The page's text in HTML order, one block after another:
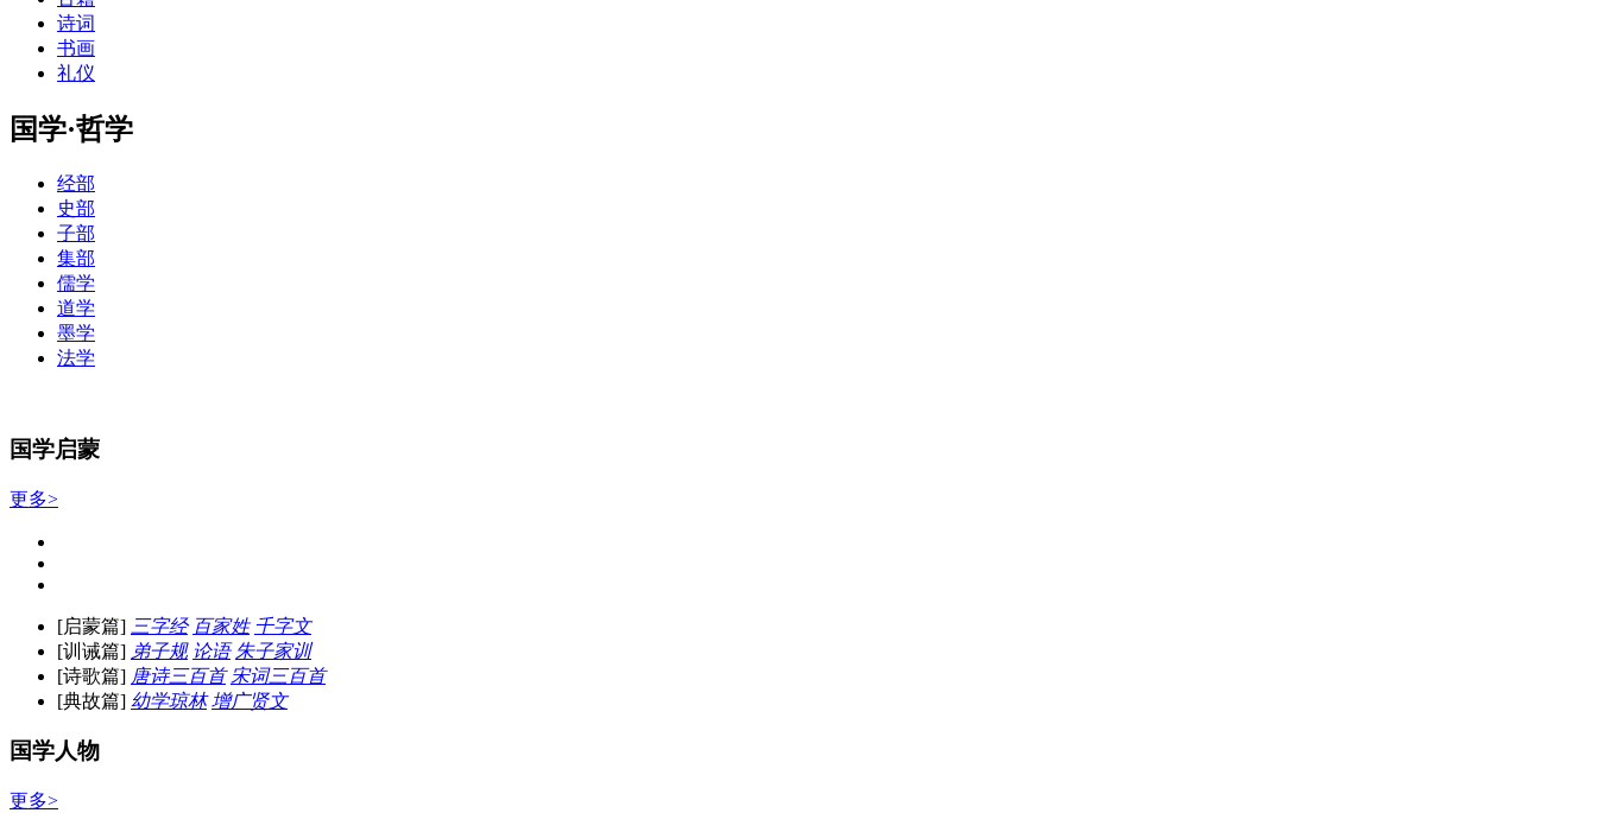
诗词
书画
礼仪
国学·哲学
经部
史部
子部
集部
儒学
道学
墨学
法学
国学启蒙
更多>
[启蒙篇] 三字经 百家姓 千字文
[训诫篇] 弟子规 论语 朱子家训
[诗歌篇] 唐诗三百首 宋词三百首
[典故篇] 幼学琼林 增广贤文
国学人物
更多>